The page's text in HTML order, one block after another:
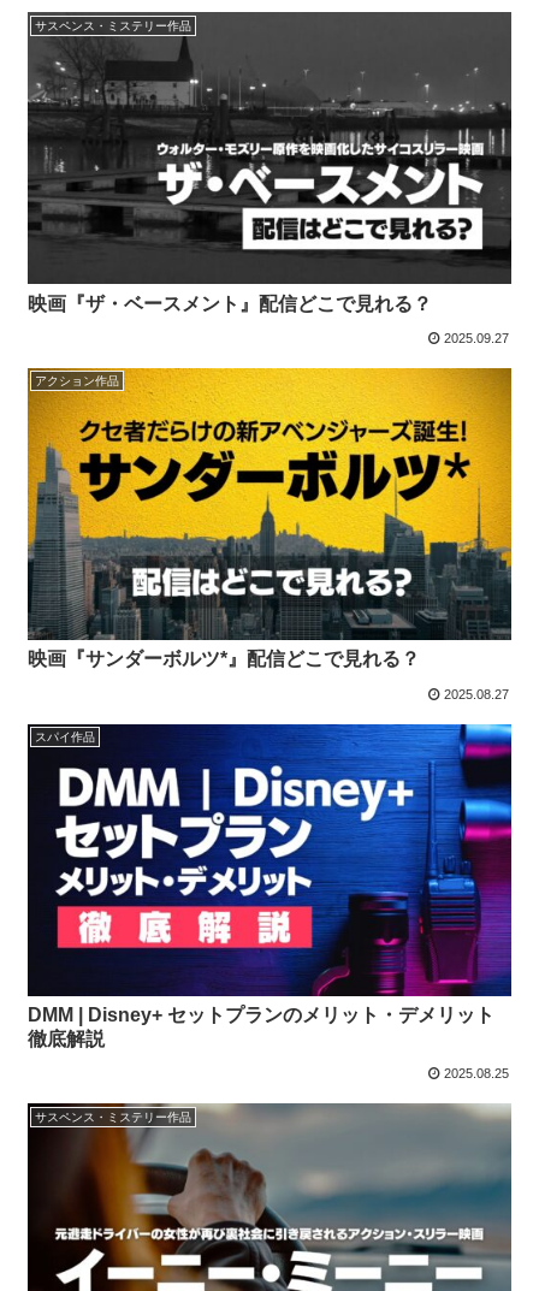
サスペンス・ミステリー作品
映画『ザ・ベースメント』配信どこで見れる？
2025.09.27
アクション作品
映画『サンダーボルツ*』配信どこで見れる？
2025.08.27
スパイ作品
DMM | Disney+ セットプランのメリット・デメリット
徹底解説
2025.08.25
サスペンス・ミステリー作品